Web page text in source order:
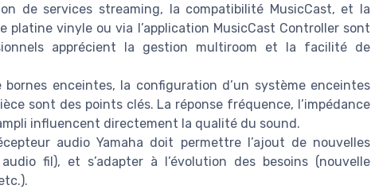
de services streaming, la compatibilité MusicCast, et la
platine vinyle ou via l’application MusicCast Controller sont
apprécient la gestion multiroom et la facilité de
bornes enceintes, la configuration d’un système enceintes
sont des points clés. La réponse fréquence, l’impédance
influencent directement la qualité du sound.
audio Yamaha doit permettre l’ajout de nouvelles
fil), et s’adapter à l’évolution des besoins (nouvelle